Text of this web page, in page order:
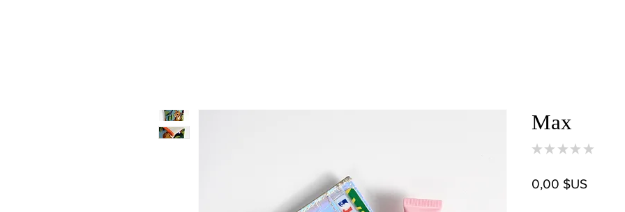
Max
★ ★ ★ ★ ★
0,00 $USPrix